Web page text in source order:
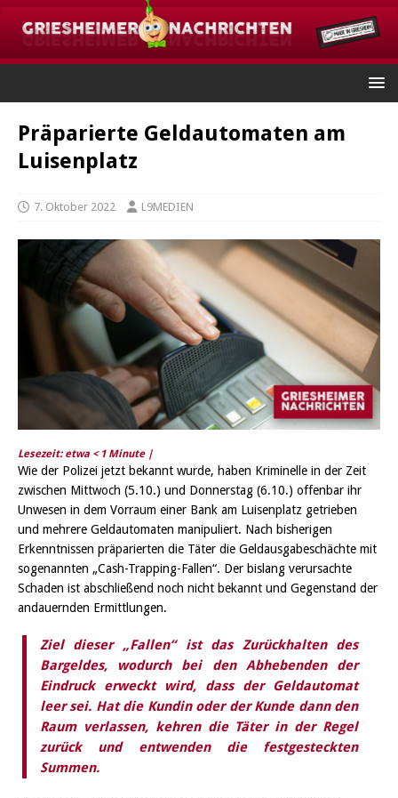
Präparierte Geldautomaten am
Luisenplatz
7. Oktober 2022 L9MEDIEN
Lesezeit: etwa < 1 Minute |
Wie der Polizei jetzt bekannt wurde, haben Kriminelle in der Zeit
zwischen Mittwoch (5.10.) und Donnerstag (6.10.) offenbar ihr
Unwesen in dem Vorraum einer Bank am Luisenplatz getrieben
und mehrere Geldautomaten manipuliert. Nach bisherigen
Erkenntnissen präparierten die Täter die Geldausgabeschächte mit
sogenannten „Cash-Trapping-Fallen“. Der bislang verursachte
Schaden ist abschließend noch nicht bekannt und Gegenstand der
andauernden Ermittlungen.
Ziel dieser „Fallen“ ist das Zurückhalten des
Bargeldes, wodurch bei den Abhebenden der
Eindruck erweckt wird, dass der Geldautomat
leer sei. Hat die Kundin oder der Kunde dann den
Raum verlassen, kehren die Täter in der Regel
zurück und entwenden die festgesteckten
Summen.